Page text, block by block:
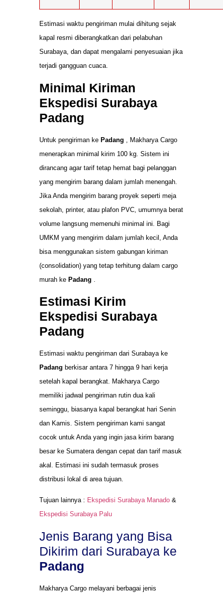
Estimasi waktu pengiriman mulai dihitung sejak
kapal resmi diberangkatkan dari pelabuhan
Surabaya, dan dapat mengalami penyesuaian jika
terjadi gangguan cuaca.
Minimal Kiriman
Ekspedisi Surabaya
Padang
Untuk pengiriman ke Padang
, Makharya Cargo
menerapkan minimal kirim 100 kg. Sistem ini
dirancang agar tarif tetap hemat bagi pelanggan
yang mengirim barang dalam jumlah menengah.
Jika Anda mengirim barang proyek seperti meja
sekolah, printer, atau plafon PVC, umumnya berat
volume langsung memenuhi minimal ini. Bagi
UMKM yang mengirim dalam jumlah kecil, Anda
bisa menggunakan sistem gabungan kiriman
(consolidation) yang tetap terhitung dalam cargo
murah ke Padang
Estimasi Kirim
Ekspedisi Surabaya
Padang
Estimasi waktu pengiriman dari Surabaya ke
Padang berkisar antara 7 hingga 9 hari kerja
setelah kapal berangkat. Makharya Cargo
memiliki jadwal pengiriman rutin dua kali
seminggu, biasanya kapal berangkat hari Senin
dan Kamis. Sistem pengiriman kami sangat
cocok untuk Anda yang ingin jasa kirim barang
besar ke Sumatera dengan cepat dan tarif masuk
akal. Estimasi ini sudah termasuk proses
distribusi lokal di area tujuan.
Tujuan lainnya : Ekspedisi Surabaya Manado &
Ekspedisi Surabaya Palu
Jenis Barang yang Bisa
Dikirim dari Surabaya ke
Padang
Makharya Cargo melayani berbagai jenis